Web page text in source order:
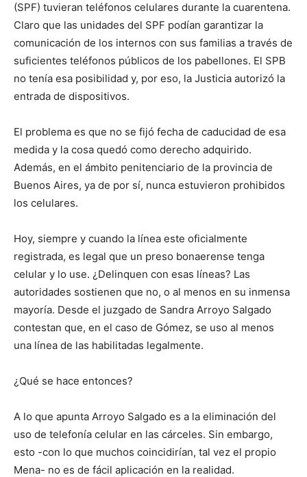
(SPF) tuvieran teléfonos celulares durante la cuarentena.
Claro que las unidades del SPF podían garantizar la
comunicación de los internos con sus familias a través de
suficientes teléfonos públicos de los pabellones. El SPB
no tenía esa posibilidad y, por eso, la Justicia autorizó la
entrada de dispositivos.
El problema es que no se fijó fecha de caducidad de esa
medida y la cosa quedó como derecho adquirido.
Además, en el ámbito penitenciario de la provincia de
Buenos Aires, ya de por sí, nunca estuvieron prohibidos
los celulares.
Hoy, siempre y cuando la línea este oficialmente
registrada, es legal que un preso bonaerense tenga
celular y lo use. ¿Delinquen con esas líneas? Las
autoridades sostienen que no, o al menos en su inmensa
mayoría. Desde el juzgado de Sandra Arroyo Salgado
contestan que, en el caso de Gómez, se uso al menos
una línea de las habilitadas legalmente.
¿Qué se hace entonces?
A lo que apunta Arroyo Salgado es a la eliminación del
uso de telefonía celular en las cárceles. Sin embargo,
esto -con lo que muchos coincidirían, tal vez el propio
Mena- no es de fácil aplicación en la realidad.